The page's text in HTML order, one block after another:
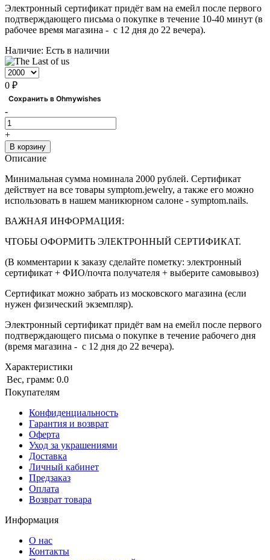
Электронный сертификат придёт вам на емейл после первого
подтверждающего письма о покупке в течение 10-40 минут (в
рабочее время магазина - с 12 дня до 22 вечера).
Наличие: Есть в наличии
0 ₽
Сохранить в Ohmywishes
-
+
В корзину
Описание
Минимальная сумма номинала 2000 рублей. Сертификат
действует на все товары symptom.jewelry, а также его можно
использовать в нашем маникюрном салоне - symptom.nails.
ВАЖНАЯ ИНФОРМАЦИЯ:
ЧТОБЫ ОФОРМИТЬ ЭЛЕКТРОННЫЙ СЕРТИФИКАТ.
(В комментарии к заказу сделайте пометку: электронный
сертификат + ФИО/почта получателя + выберите самовывоз)
Сертификат можно забрать из московского магазина (если
нужен физический экземпляр).
Электронный сертификат придёт вам на емейл после первого
подтверждающего письма о покупке в течение рабочего дня
(время магазина - с 12 дня до 22 вечера).
Характеристики
Вес, грамм: 0.0
Покупателям
Конфиденциальность
Гарантия и возврат
Оферта
Уход за украшениями
Доставка
Личный кабинет
Предзаказ
Оплата
Возврат товара
Информация
О нас
Контакты